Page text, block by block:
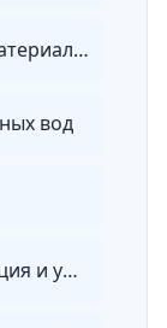
Архитектурно-строительное материаловедение
вод
Диспетчеризация, автоматизация и управление инженерными системами на объектах повышенного уровня ответственности